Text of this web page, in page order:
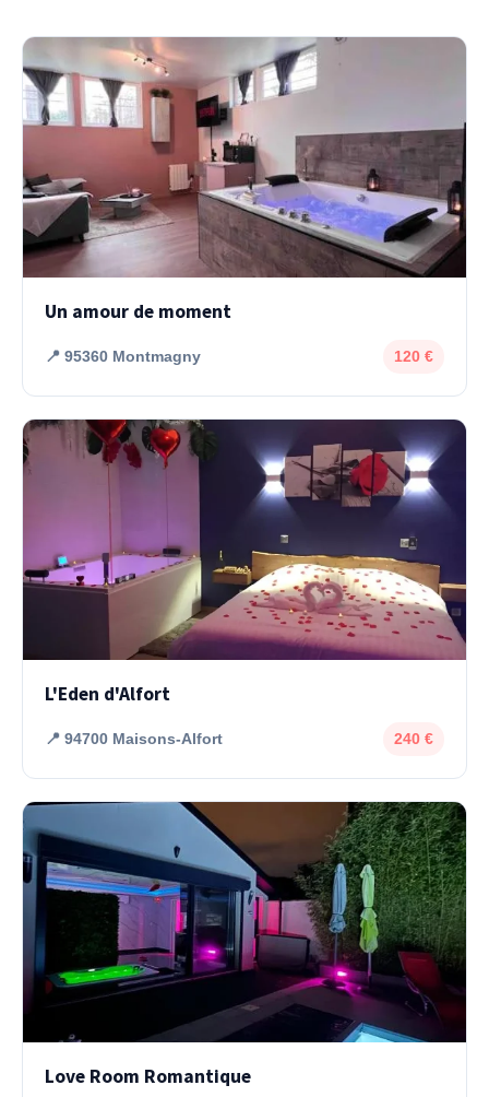
Un amour de moment
📍 95360 Montmagny 120 €
L'Eden d'Alfort
📍 94700 Maisons-Alfort 240 €
Love Room Romantique